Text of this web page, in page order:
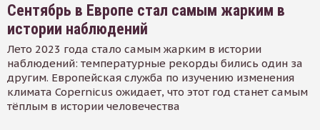
Сентябрь в Европе стал самым жарким в
истории наблюдений
Лето 2023 года стало самым жарким в истории
наблюдений: температурные рекорды бились один за
другим. Европейская служба по изучению изменения
климата Copernicus ожидает, что этот год станет самым
тёплым в истории человечества